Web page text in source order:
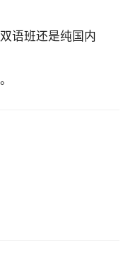
语班还是纯国内